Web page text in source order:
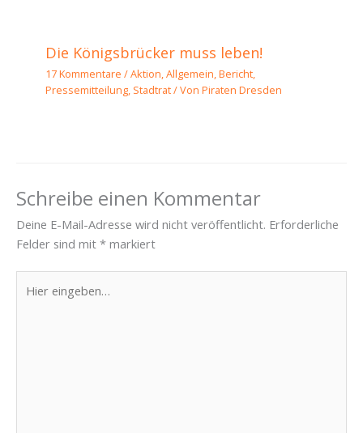
Die Königsbrücker muss leben!
17 Kommentare /Aktion,Allgemein,Bericht,
Pressemitteilung, Stadtrat/ VonPiraten Dresden
Schreibe einen Kommentar
Deine E-Mail-Adresse wird nicht veröffentlicht. Erforderliche
Felder sind mit * markiert
eingeben…